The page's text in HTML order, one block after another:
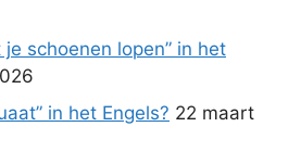
je schoenen lopen” in het
in het Engels? 22 maart